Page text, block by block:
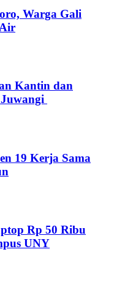
Warga Gali
Kantin dan
19 Kerja Sama
Rp 50 Ribu
UNY